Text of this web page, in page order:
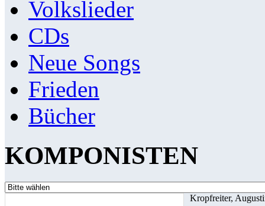
Volkslieder
CDs
Neue Songs
Frieden
Bücher
KOMPONISTEN
Kropfreiter,